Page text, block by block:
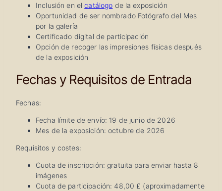
Inclusión en elcatálogo de la exposición
Oportunidad de ser nombrado Fotógrafo del Mes
por la galería
Certificado digital de participación
Opción de recoger las impresiones físicas después
de la exposición
Fechas y Requisitos de Entrada
Fechas:
Fecha límite de envío: 19 de junio de 2026
Mes de la exposición: octubre de 2026
Requisitos y costes:
Cuota de inscripción: gratuita para enviar hasta 8
imágenes
Cuota de participación: 48,00 £ (aproximadamente